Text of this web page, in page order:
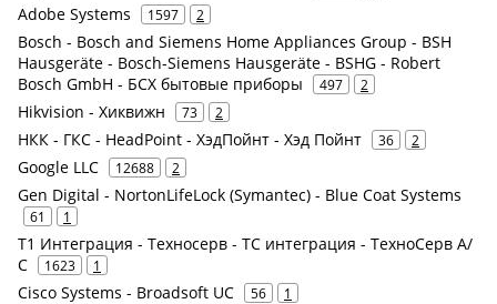
Adobe Systems 1597 2
Bosch - Bosch and Siemens Home Appliances Group - BSH
Hausgeräte - Bosch-Siemens Hausgeräte - BSHG - Robert
Bosch GmbH - БСХ бытовые приборы
497 2
Hikvision - Хиквижн 73 2
НКК - ГКС - HeadPoint - ХэдПойнт - Хэд Пойнт 36 2
Google LLC 12688 2
Gen Digital - NortonLifeLock (Symantec) - Blue Coat Systems
61 1
Т1 Интеграция - Техносерв - ТС интеграция - ТехноСерв А/
С
1623 1
Cisco Systems - Broadsoft UC 56 1